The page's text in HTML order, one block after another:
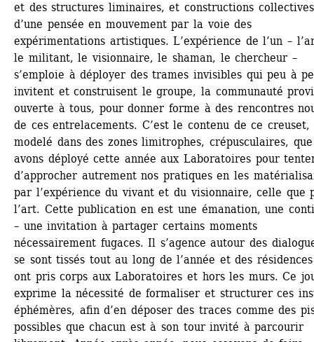
et des structures liminaires, et constructions collectives
d’une pensée en mouvement par la voie des
expérimentations artistiques. L’expérience de l’un –
le militant, le visionnaire, le shaman, le chercheur –
s’emploie à déployer des trames invisibles qui peu à
invitent et construisent le groupe, la communauté
ouverte à tous, pour donner forme à des rencontres
de ces entrelacements. C’est le contenu de ce creuset,
modelé dans des zones limitrophes, crépusculaires,
avons déployé cette année aux Laboratoires pour
d’approcher autrement nos pratiques en les
par l’expérience du vivant et du visionnaire, celle que
l’art. Cette publication en est une émanation, une
– une invitation à partager certains moments
nécessairement fugaces. Il s’agence autour des
se sont tissés tout au long de l’année et des
ont pris corps aux Laboratoires et hors les murs. Ce
exprime la nécessité de formaliser et structurer ces
éphémères, afin d’en déposer des traces comme des
possibles que chacun est à son tour invité à parcourir